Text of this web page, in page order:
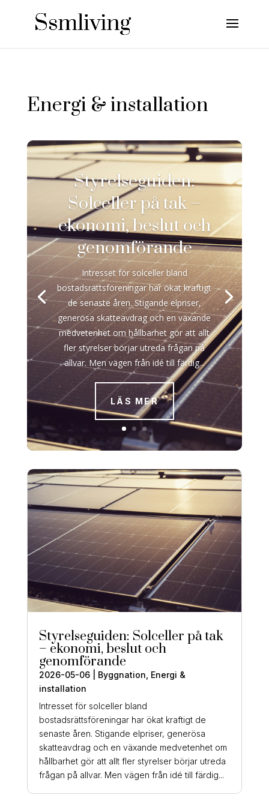
Energi & installation
Styrelseguiden:
Solceller på tak –
ekonomi, beslut och
genomförande
Intresset för solceller bland
bostadsrättsföreningar har ökat kraftigt
de senaste åren. Stigande elpriser,
generösa skatteavdrag och en växande
medvetenhet om hållbarhet gör att allt
fler styrelser börjar utreda frågan på
allvar. Men vägen från idé till färdig...
LÄS MER
Styrelseguiden: Solceller på tak
– ekonomi, beslut och
genomförande
2026-05-06| Byggnation Energi &
installation
Intresset för solceller bland
bostadsrättsföreningar har ökat kraftigt de
senaste åren. Stigande elpriser, generösa
skatteavdrag och en växande medvetenhet om
hållbarhet gör att allt fler styrelser börjar utreda
frågan på allvar. Men vägen från idé till färdig...